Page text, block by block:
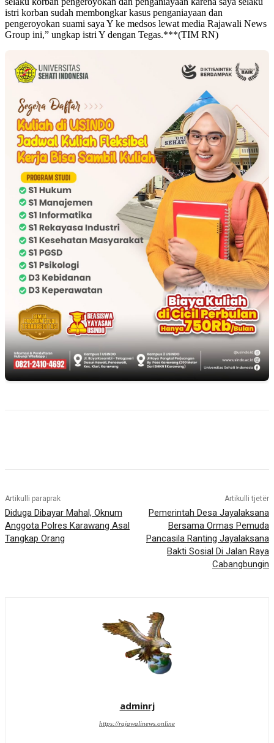
istri korban sudah membongkar kasus penganiayaan dan
pengeroyokan suami saya Y ke medsos lewat media Rajawali News
Group ini,” ungkap istri Y dengan Tegas.***(TIM RN)
Artikulli paraprak
Diduga Dibayar Mahal, Oknum
Anggota Polres Karawang Asal
Tangkap Orang
Artikulli tjetër
Pemerintah Desa Jayalaksana
Bersama Ormas Pemuda
Pancasila Ranting Jayalaksana
Bakti Sosial Di Jalan Raya
Cabangbungin
adminrj
https://rajawalinews.online